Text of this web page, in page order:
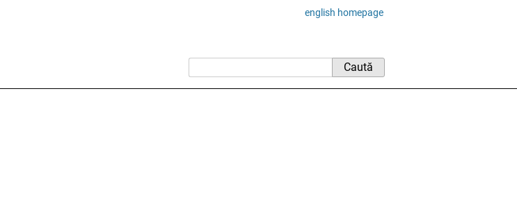
english homepage